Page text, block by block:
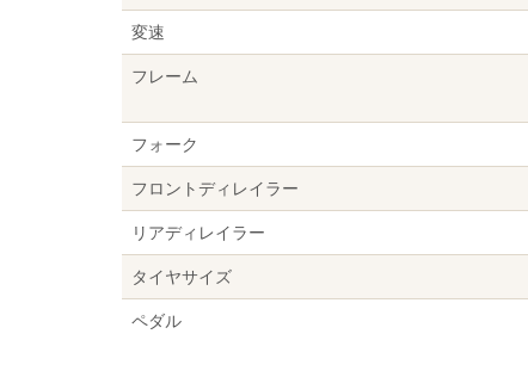
変速
フレーム
フォーク
フロントディレイラー
リアディレイラー
タイヤサイズ
ペダル